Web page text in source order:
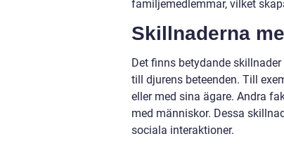
familjemedlemmar, vilket
Skillnaderna
Det finns betydande
till djurens beteenden. Till
eller med sina ägare. Andra
med människor. Dessa
sociala interaktioner.